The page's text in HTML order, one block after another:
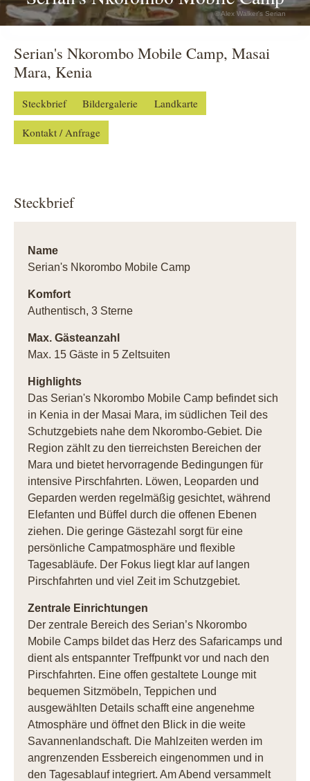
© Alex Walker's Serian
Serian's Nkorombo Mobile Camp, Masai
Mara, Kenia
Steckbrief Bildergalerie Landkarte
Kontakt / Anfrage
Steckbrief
Name
Serian's Nkorombo Mobile Camp
Komfort
Authentisch, 3 Sterne
Max. Gästeanzahl
Max. 15 Gäste in 5 Zeltsuiten
Highlights
Das Serian's Nkorombo Mobile Camp befindet sich
in Kenia in der Masai Mara, im südlichen Teil des
Schutzgebiets nahe dem Nkorombo-Gebiet. Die
Region zählt zu den tierreichsten Bereichen der
Mara und bietet hervorragende Bedingungen für
intensive Pirschfahrten. Löwen, Leoparden und
Geparden werden regelmäßig gesichtet, während
Elefanten und Büffel durch die offenen Ebenen
ziehen. Die geringe Gästezahl sorgt für eine
persönliche Campatmosphäre und flexible
Tagesabläufe. Der Fokus liegt klar auf langen
Pirschfahrten und viel Zeit im Schutzgebiet.
Zentrale Einrichtungen
Der zentrale Bereich des Serian’s Nkorombo
Mobile Camps bildet das Herz des Safaricamps und
dient als entspannter Treffpunkt vor und nach den
Pirschfahrten. Eine offen gestaltete Lounge mit
bequemen Sitzmöbeln, Teppichen und
ausgewählten Details schafft eine angenehme
Atmosphäre und öffnet den Blick in die weite
Savannenlandschaft. Die Mahlzeiten werden im
angrenzenden Essbereich eingenommen und in
den Tagesablauf integriert. Am Abend versammelt